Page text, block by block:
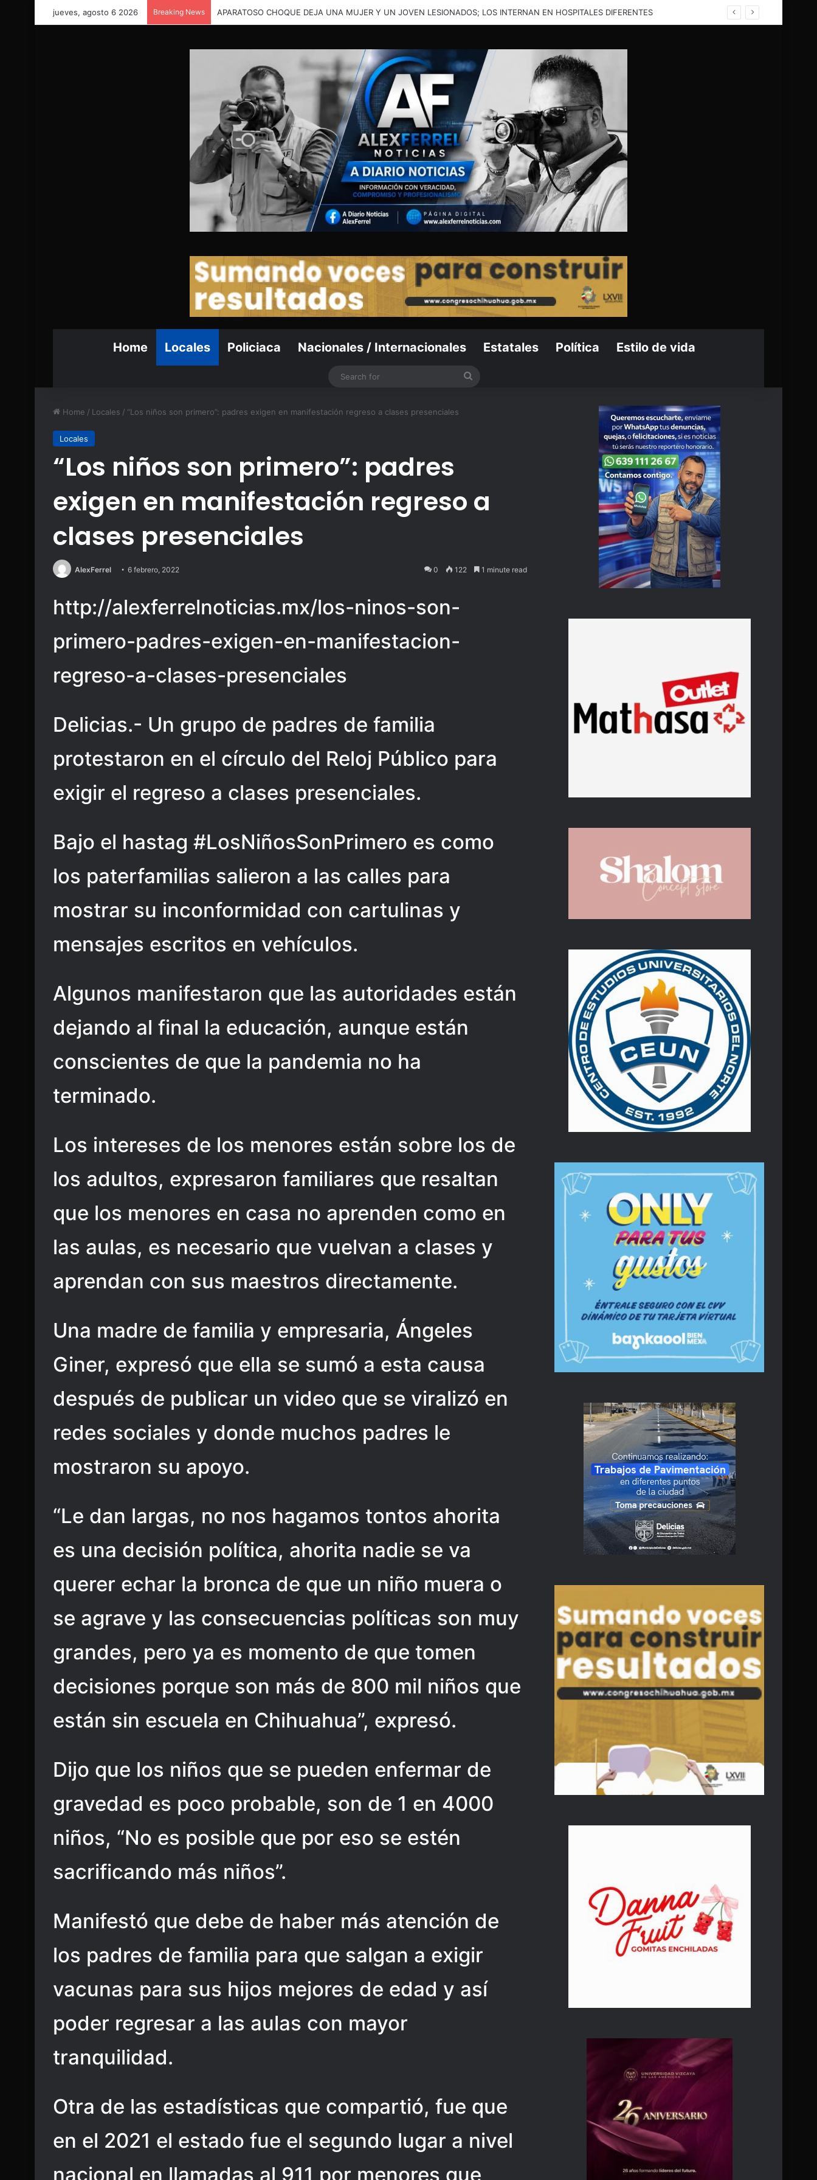
jueves, agosto 6 2026 Breaking News GRAVE ACCIDENTE EN LA JUNTA DEJA A UNA PERSONA ATRAPADA Y TRASLADADA EN HELICÓPTERO
Home Locales Policiaca Nacionales / Internacionales Estatales Política Estilo de vida
Search
Home / Locales / “Los niños son primero”: padres exigen en manifestación regreso a clases presenciales
Locales
“Los niños son primero”: padres
exigen en manifestación regreso a
clases presenciales
AlexFerrel 6 febrero, 2022 0 122 1 minute read
http://alexferrelnoticias.mx/los-ninos-son-
primero-padres-exigen-en-manifestacion-
regreso-a-clases-presenciales
Delicias.- Un grupo de padres de familia
protestaron en el círculo del Reloj Público para
exigir el regreso a clases presenciales.
Bajo el hastag #LosNiñosSonPrimero es como
los paterfamilias salieron a las calles para
mostrar su inconformidad con cartulinas y
mensajes escritos en vehículos.
Algunos manifestaron que las autoridades están
dejando al final la educación, aunque están
conscientes de que la pandemia no ha
terminado.
Los intereses de los menores están sobre los de
los adultos, expresaron familiares que resaltan
que los menores en casa no aprenden como en
las aulas, es necesario que vuelvan a clases y
aprendan con sus maestros directamente.
Una madre de familia y empresaria, Ángeles
Giner, expresó que ella se sumó a esta causa
después de publicar un video que se viralizó en
redes sociales y donde muchos padres le
mostraron su apoyo.
“Le dan largas, no nos hagamos tontos ahorita
es una decisión política, ahorita nadie se va
querer echar la bronca de que un niño muera o
se agrave y las consecuencias políticas son muy
grandes, pero ya es momento de que tomen
decisiones porque son más de 800 mil niños que
están sin escuela en Chihuahua”, expresó.
Dijo que los niños que se pueden enfermar de
gravedad es poco probable, son de 1 en 4000
niños, “No es posible que por eso se estén
sacrificando más niños”.
Manifestó que debe de haber más atención de
los padres de familia para que salgan a exigir
vacunas para sus hijos mejores de edad y así
poder regresar a las aulas con mayor
tranquilidad.
Otra de las estadísticas que compartió, fue que
en el 2021 el estado fue el segundo lugar a nivel
nacional en llamadas al 911 por menores que